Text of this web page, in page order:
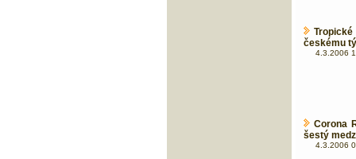
českému
4.3.2006
Corona
šestý
4.3.2006